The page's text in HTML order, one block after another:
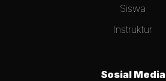
Siswa
Instruktur
Sosial Media